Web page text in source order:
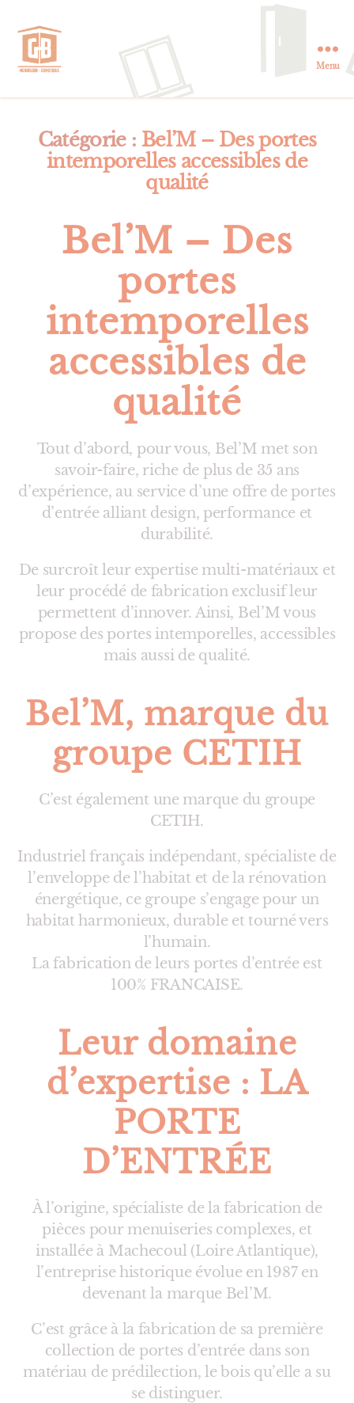
Menuiserie
Domotique
Essonne
Menu
Catégorie : Bel’M – Des portes
intemporelles accessibles de
qualité
Bel’M – Des
portes
intemporelles
accessibles de
qualité
Tout d’abord, pour vous, Bel’M met son
savoir-faire, riche de plus de 35 ans
d’expérience, au service d’une offre de portes
d’entrée alliant design, performance et
durabilité.
De surcroît leur expertise multi-matériaux et
leur procédé de fabrication exclusif leur
permettent d’innover. Ainsi, Bel’M vous
propose des portes intemporelles, accessibles
mais aussi de qualité.
Bel’M, marque du
groupe CETIH
C’est également une marque du groupe
CETIH.
Industriel français indépendant, spécialiste de
l’enveloppe de l’habitat et de la rénovation
énergétique, ce groupe s’engage pour un
habitat harmonieux, durable et tourné vers
l’humain.
La fabrication de leurs portes d’entrée est
100% FRANCAISE.
Leur domaine
d’expertise : LA
PORTE
D’ENTRÉE
À l’origine, spécialiste de la fabrication de
pièces pour menuiseries complexes, et
installée à Machecoul (Loire Atlantique),
l’entreprise historique évolue en 1987 en
devenant la marque Bel’M.
C’est grâce à la fabrication de sa première
collection de portes d’entrée dans son
matériau de prédilection, le bois qu’elle a su
se distinguer.